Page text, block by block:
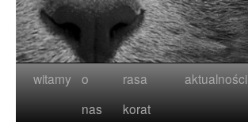
witamy o
nas
rasa
korat
aktualności